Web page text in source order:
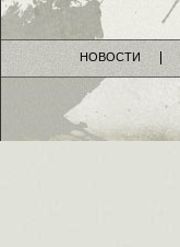
НОВОСТИ